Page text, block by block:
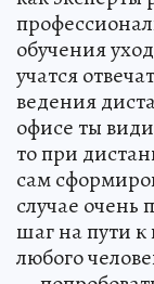
обучения
учатся
ведения
офисе ты
то при
сам
случае очень
шаг на пути
любого